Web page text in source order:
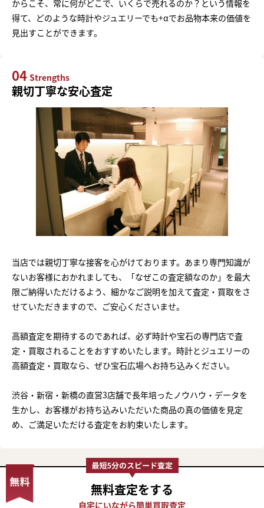
からこそ、常に何がどこで、いくらで売れるのか？という情報を
得て、どのような時計やジュエリーでも+αでお品物本来の価値を
見出すことができます。
04 Strengths
親切丁寧な安心査定
当店では親切丁寧な接客を心がけております。あまり専門知識が
ないお客様におかれましても、「なぜこの査定額なのか」を最大
限ご納得いただけるよう、細かなご説明を加えて査定・買取をさ
せていただきますので、ご安心くださいませ。
高額査定を期待するのであれば、必ず時計や宝石の専門店で査
定・買取されることをおすすめいたします。時計とジュエリーの
高額査定・買取なら、ぜひ宝石広場へお持ち込みください。
渋谷・新宿・新橋の直営3店舗で長年培ったノウハウ・データを
生かし、お客様がお持ち込みいただいた商品の真の価値を見定
め、ご満足いただける査定をお約束いたします。
無料査定をする